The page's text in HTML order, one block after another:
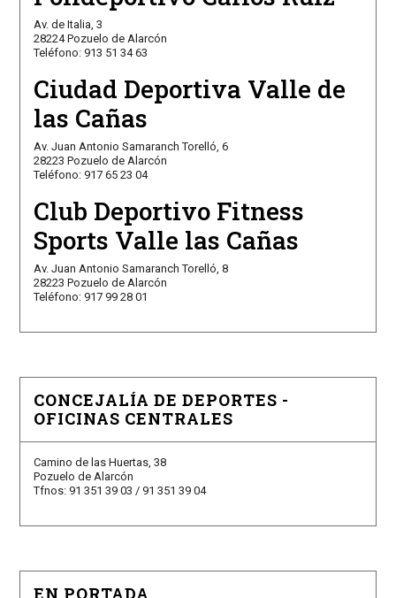
Av. de Italia, 3
28224 Pozuelo de Alarcón
Teléfono: 913 51 34 63
Ciudad Deportiva Valle de
las Cañas
Av. Juan Antonio Samaranch Torelló, 6
28223 Pozuelo de Alarcón
Teléfono: 917 65 23 04
Club Deportivo Fitness
Sports Valle las Cañas
Av. Juan Antonio Samaranch Torelló, 8
28223 Pozuelo de Alarcón
Teléfono: 917 99 28 01
CONCEJALÍA DE DEPORTES -
OFICINAS CENTRALES
Camino de las Huertas, 38
Pozuelo de Alarcón
Tfnos: 91 351 39 03 / 91 351 39 04
EN PORTADA